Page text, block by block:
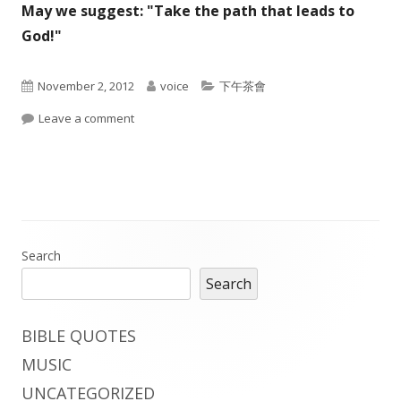
May we suggest: "Take the path that leads to
God!"
Published
on
November 2, 2012 Author
voice Categories
下午茶會
Leave a commenton A fork in the road
Main
Sidebar
Search
Search
BIBLE QUOTES
MUSIC
UNCATEGORIZED